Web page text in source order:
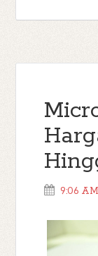
9:06 AM